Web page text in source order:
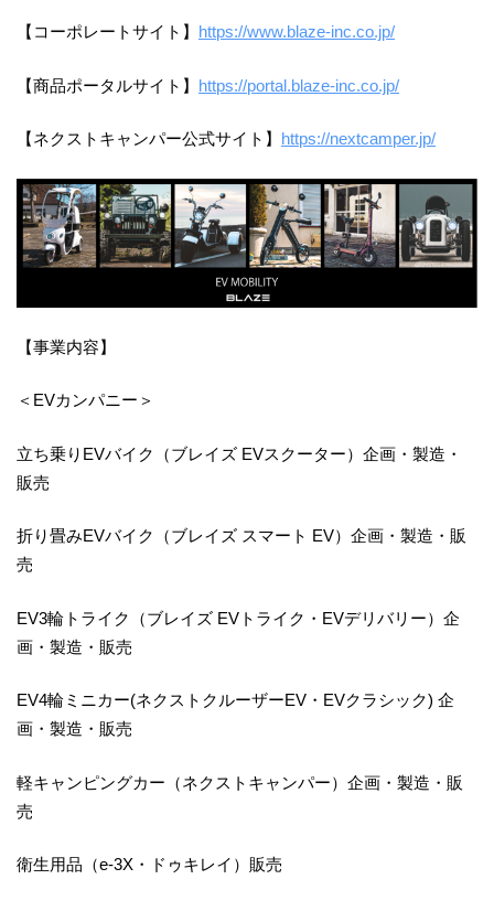
【コーポレートサイト】 https://www.blaze-inc.co.jp/
【商品ポータルサイト】 https://portal.blaze-inc.co.jp/
【ネクストキャンパー公式サイト】 https://nextcamper.jp/
【事業内容】
＜EVカンパニー＞
立ち乗りEVバイク（ブレイズ EVスクーター）企画・製造・
販売
折り畳みEVバイク（ブレイズ スマート EV）企画・製造・販
売
EV3輪トライク（ブレイズ EVトライク・EVデリバリー）企
画・製造・販売
EV4輪ミニカー(ネクストクルーザーEV・EVクラシック) 企
画・製造・販売
軽キャンピングカー（ネクストキャンパー）企画・製造・販
売
衛生用品（e-3X・ドゥキレイ）販売